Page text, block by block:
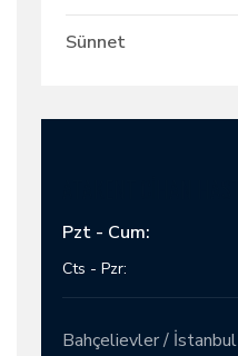
Sünnet
Pzt - Cum:
Cts - Pzr:
Bahçelievler / İstanbul